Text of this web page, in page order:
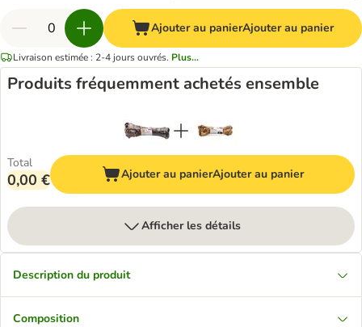
Ajouter au panierAjouter au panier
Livraison estimée : 2-4 jours ouvrés. Plus...
Produits fréquemment achetés ensemble
Total
0,00 € Ajouter au panierAjouter au panier
Afficher les détails
Description du produit
Composition